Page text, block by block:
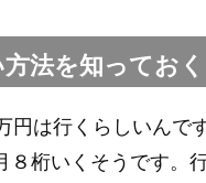
法を知っておく
円は行くらしいんで
桁いくそうです。